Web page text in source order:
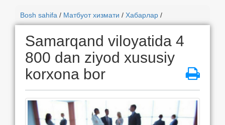
Bosh sahifa / Матбуот хизмати / Хабарлар /
Samarqand viloyatida 4
800 dan ziyod xususiy
korxona bor